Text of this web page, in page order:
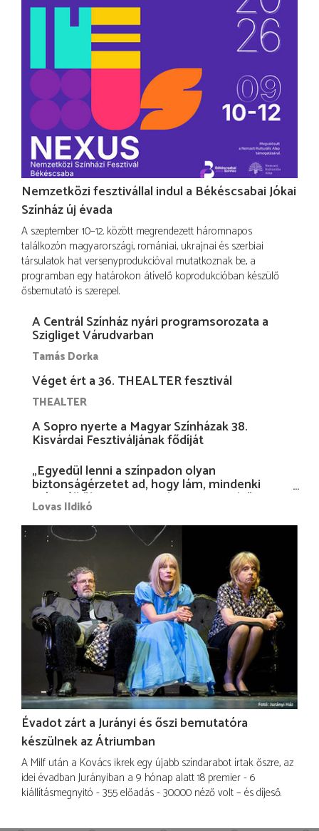
Nemzetközi fesztivállal indul a Békéscsabai Jókai
Színház új évada
A szeptember 10–12. között megrendezett háromnapos
találkozón magyarországi, romániai, ukrajnai és szerbiai
társulatok hat versenyprodukcióval mutatkoznak be, a
programban egy határokon átívelő koprodukcióban készülő
ősbemutató is szerepel.
A Centrál Színház nyári programsorozata a
Szigliget Várudvarban
Tamás Dorka
Véget ért a 36. THEALTER fesztivál
THEALTER
A Sopro nyerte a Magyar Színházak 38.
Kisvárdai Fesztiváljának fődíját
„Egyedül lenni a színpadon olyan
biztonságérzetet ad, hogy lám, mindenki
más nélkül is megvagyok magammal…”
Lovas Ildikó
Évadot zárt a Jurányi és őszi bemutatóra
készülnek az Átriumban
A Milf után a Kovács ikrek egy újabb színdarabot írtak őszre, az
idei évadban Jurányiban a 9 hónap alatt 18 premier - 6
kiállításmegnyitó - 355 előadás - 30.000 néző volt – és díjeső.